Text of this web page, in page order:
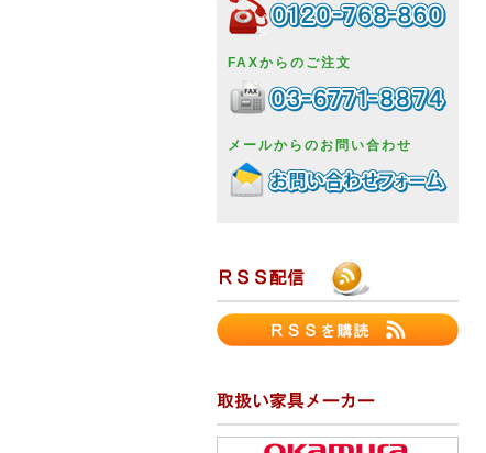
FAXからのご注文
メールからのお問い合わせ